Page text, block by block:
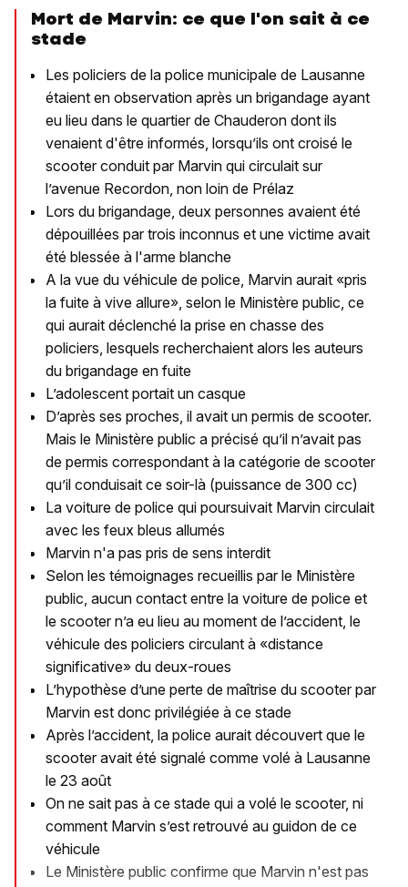
Mort de Marvin: ce que l'on sait à ce
stade
Les policiers de la police municipale de Lausanne
étaient en observation après un brigandage ayant
eu lieu dans le quartier de Chauderon dont ils
venaient d'être informés, lorsqu’ils ont croisé le
scooter conduit par Marvin qui circulait sur
l’avenue Recordon, non loin de Prélaz
Lors du brigandage, deux personnes avaient été
dépouillées par trois inconnus et une victime avait
été blessée à l'arme blanche
A la vue du véhicule de police, Marvin aurait «pris
la fuite à vive allure», selon le Ministère public, ce
qui aurait déclenché la prise en chasse des
policiers, lesquels recherchaient alors les auteurs
du brigandage en fuite
L’adolescent portait un casque
D’après ses proches, il avait un permis de scooter.
Mais le Ministère public a précisé qu’il n’avait pas
de permis correspondant à la catégorie de scooter
qu’il conduisait ce soir-là (puissance de 300 cc)
La voiture de police qui poursuivait Marvin circulait
avec les feux bleus allumés
Marvin n'a pas pris de sens interdit
Selon les témoignages recueillis par le Ministère
public, aucun contact entre la voiture de police et
le scooter n’a eu lieu au moment de l’accident, le
véhicule des policiers circulant à «distance
significative» du deux-roues
L’hypothèse d’une perte de maîtrise du scooter par
Marvin est donc privilégiée à ce stade
Après l’accident, la police aurait découvert que le
scooter avait été signalé comme volé à Lausanne
le 23 août
On ne sait pas à ce stade qui a volé le scooter, ni
comment Marvin s’est retrouvé au guidon de ce
véhicule
Le Ministère public confirme que Marvin n'est pas